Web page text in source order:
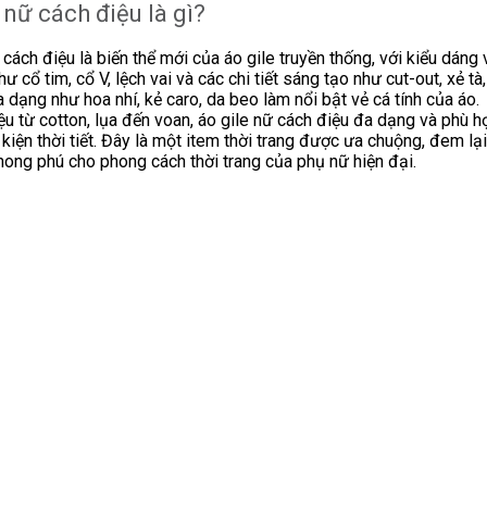
cách điệu là gì?
điệu là biến thể mới của áo gile truyền thống, với kiểu dáng
cổ tim, cổ V, lệch vai và các chi tiết sáng tạo như cut-out, xẻ
dạng như hoa nhí, kẻ caro, da beo làm nổi bật vẻ cá tính của áo.
từ cotton, lụa đến voan, áo gile nữ cách điệu đa dạng và phù
kiện thời tiết. Đây là một item thời trang được ưa chuộng, đem
phú cho phong cách thời trang của phụ nữ hiện đại.